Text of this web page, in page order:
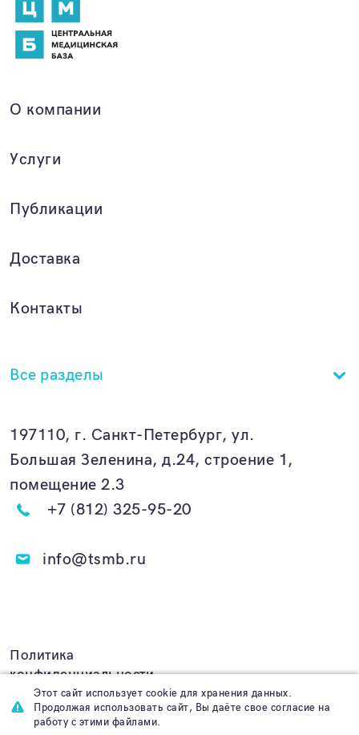
Этот сайт использует cookie для хранения данных.
Продолжая использовать сайт, Вы даёте свое согласие на
работу с этими файлами.
О компании
Услуги
Публикации
Доставка
Контакты
Все разделы
197110, г. Санкт-Петербург, ул.
Большая Зеленина, д.24, строение 1,
помещение 2.3
+7 (812) 325-95-20
info@tsmb.ru
Политика
конфиденциальности